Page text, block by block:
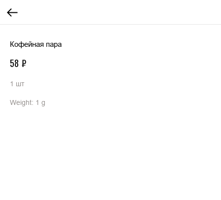
Кофейная пара
58 ₽
1 шт
Weight: 1 g